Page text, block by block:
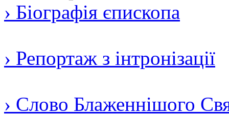
› Біографія єпископа
› Репортаж з інтронізації
› Слово Блаженнішого